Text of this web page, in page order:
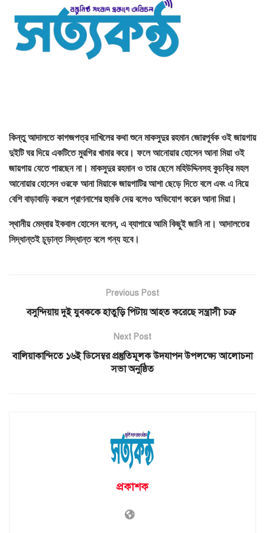
কিন্তু আদালতে কাগজপত্র দাখিলের কথা শুনে মাকসুদুর রহমান জোরপূর্বক ওই জায়গায়
দুইটি ঘর দিয়ে একটিতে মুরগির খামার করে। ফলে আনোয়ার হোসেন আনা মিয়া ওই
জায়গায় যেতে পারছেন না। মাকসুদুর রহমান ও তার ছেলে মহিউদ্দিনসহ কুচক্রি মহল
আনোয়ার হোসেন ওরফে আনা মিয়াকে জায়গাটির আশা ছেড়ে দিতে বলে এবং এ নিয়ে
বেশি বাড়াবাড়ি করলে প্রাণনাশের হুমকি দেয় বলেও অভিযোগ করেন আনা মিয়া।
স্থানীয় মেম্বার ইকবাল হোসেন বলেন, এ ব্যাপারে আমি কিছুই জানি না। আদালতের
সিদ্ধান্তই চূড়ান্ত সিদ্ধান্ত বলে গন্য হবে।
Previous Post
বসুন্দিয়ায় দুই যুবককে হাতুড়ি পিটায় আহত করেছে সন্ত্রাসী চক্র
Next Post
বালিয়াকান্দিতে ১৬ই ডিসেম্বর প্রস্তুতিমূলক উদযাপন উপলক্ষ্যে আলোচনা
সভা অনুষ্ঠিত
প্রকাশক